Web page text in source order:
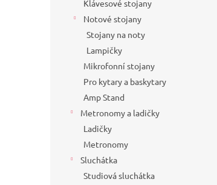
Klávesové stojany
Notové stojany
Stojany na noty
Lampičky
Mikrofonní stojany
Pro kytary a baskytary
Amp Stand
Metronomy a ladičky
Ladičky
Metronomy
Sluchátka
Studiová sluchátka